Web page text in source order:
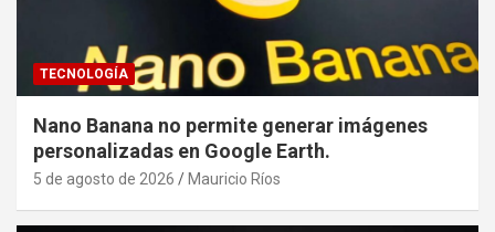
TECNOLOGÍA
Nano Banana no permite generar imágenes
personalizadas en Google Earth.
5 de agosto de 2026 Mauricio Ríos